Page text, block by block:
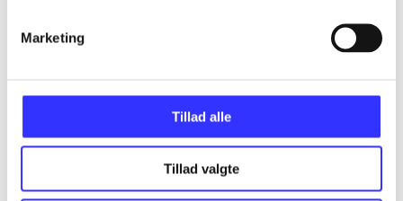
Marketing
Tillad alle
Tillad valgte
...
...